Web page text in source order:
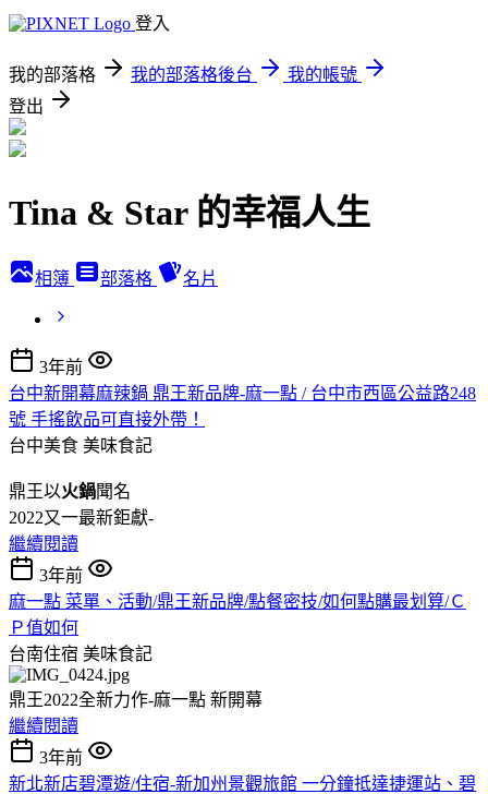
登入
我的部落格 我的部落格後台
我的帳號
登出
Tina & Star 的幸福人生
相簿 部落格 名片
3年前
台中新開幕麻辣鍋 鼎王新品牌-麻一點 / 台中市西區公益路248
號 手搖飲品可直接外帶！
台中美食 美味食記
鼎王以火鍋聞名
2022又一最新鉅獻-
繼續閱讀
3年前
麻一點 菜單、活動/鼎王新品牌/點餐密技/如何點購最划算/Ｃ
Ｐ值如何
台南住宿 美味食記
鼎王2022全新力作-麻一點 新開幕
繼續閱讀
3年前
新北新店碧潭遊/住宿-新加州景觀旅館 一分鐘抵達捷運站、碧